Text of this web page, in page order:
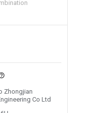
Zhongjian
Co Ltd